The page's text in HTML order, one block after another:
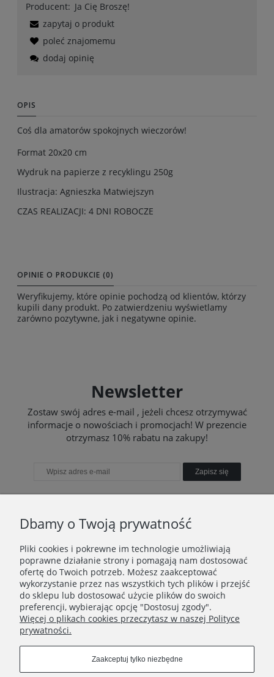
Producent: Ja Cię Broszę!
zapytaj o produkt
poleć znajomemu
dodaj opinię
OPIS
Coś dla amatorów spokojnych wieczorów!
Format 20x20 cm
Wydruk na papierze z recyklingu 250g
Ilustracja: Agnieszka Matwiejszyn
CZAS REALIZACJI: 4 DNI ROBOCZE
OPINIE O PRODUKCIE (0)
Weryfikujemy, które opinie pochodzą od klientów, którzy
kupili dany produkt. Po zatwierdzeniu wyświetlamy
zarówno pozytywne, jak i negatywne opinie.
Newsletter
Zostaw swój adres e-mail , jeżeli chcesz otrzymywać
informacje o nowościach i promocjach! W prezencie
otrzymasz 10% rabatu na zakupy!
Zapisz się
TWOJE KONTO
TO WAŻNE
INFORMACJE
KONTAKT
Dbamy o Twoją prywatność
Pliki cookies i pokrewne im technologie umożliwiają
poprawne działanie strony i pomagają nam dostosować
ofertę do Twoich potrzeb. Możesz zaakceptować
wykorzystanie przez nas wszystkich tych plików i przejść
do sklepu lub dostosować użycie plików do swoich
preferencji, wybierając opcję "Dostosuj zgody".
Więcej o plikach cookies przeczytasz w naszej Polityce
prywatności.
Zaakceptuj tylko niezbędne